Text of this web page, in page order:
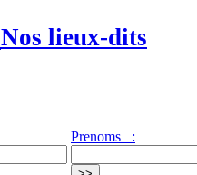
Nos lieux-dits
Prenoms :